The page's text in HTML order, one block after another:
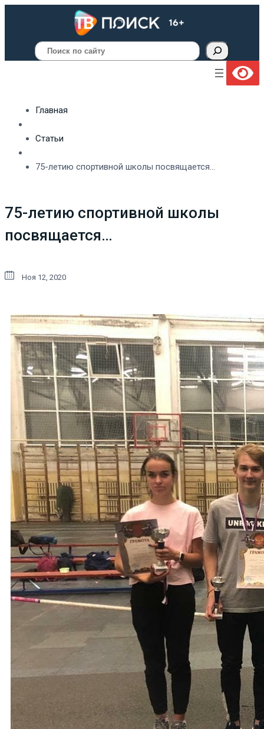
Поиск
Главная
Статьи
75-летию спортивной школы посвящается…
75-летию спортивной школы
посвящается…
Ноя 12, 2020